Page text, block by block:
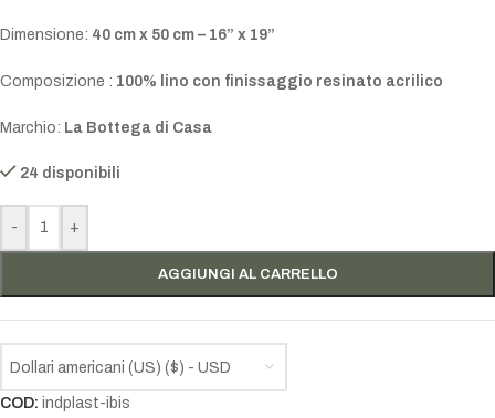
Dimensione: 40 cm x 50 cm – 16” x 19”
Composizione : 100% lino con finissaggio resinato acrilico
Marchio: La Bottega di Casa
24 disponibili
- +
AGGIUNGI AL CARRELLO
Dollari americani (US) ($) - USD
COD: indplast-ibis